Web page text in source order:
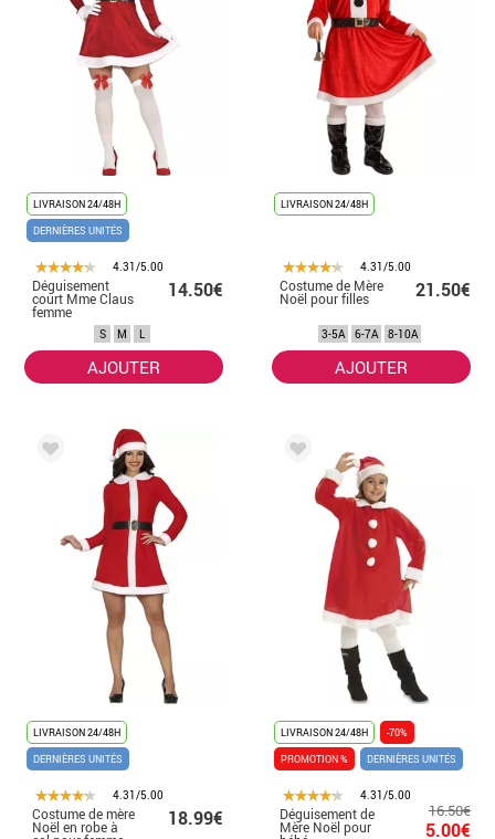
LIVRAISON 24/48H
DERNIÈRES UNITÉS
4.31/5.00
Déguisement
court Mme Claus
femme
14.50€
S M L
AJOUTER
LIVRAISON 24/48H
4.31/5.00
Costume de Mère
Noël pour filles 21.50€
3-5A 6-7A 8-10A
AJOUTER
LIVRAISON 24/48H
DERNIÈRES UNITÉS
4.31/5.00
Costume de mère
Noël en robe à 18.99€
LIVRAISON 24/48H
-70%
PROMOTION %
DERNIÈRES UNITÉS
4.31/5.00
Déguisement de
Mère Noël pour
16.50€
5.00€